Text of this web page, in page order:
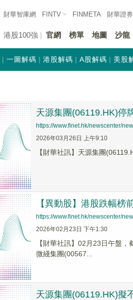
財華智庫網 FINTV FINMETA 財華證券
港股100強 官網 榜單 地圖 沙龍
一圖解碼 港股解碼 A股解碼 美股
天源集團(06119.HK)停
https://www.finet.hk/newscenter/
2026年03月26日 上午9:10
【財華社訊】天源集團
【異動股】港股跌幅
https://www.finet.hk/newscenter/
2026年02月23日 下午1:30
【財華社訊】02月23日午盤
微綫集團(00567...
天源集團(06119.HK)擬